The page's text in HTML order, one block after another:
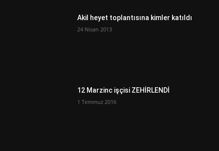
Akil heyet toplantısına kimler katıldı
24 Nisan 2013
12 Marzinc işçisi ZEHİRLENDİ
1 Temmuz 2016